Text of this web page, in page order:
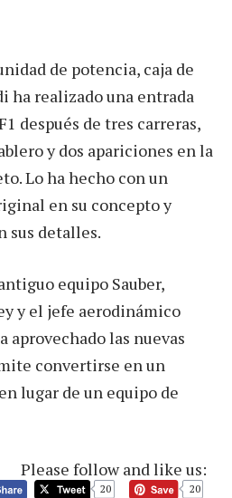
de potencia, caja de
ha realizado una entrada
después de tres carreras,
y dos apariciones en la
Lo ha hecho con un
en su concepto y
sus detalles.
equipo Sauber,
y el jefe aerodinámico
aprovechado las nuevas
convertirse en un
en lugar de un equipo de
Please follow and like us:
20 20